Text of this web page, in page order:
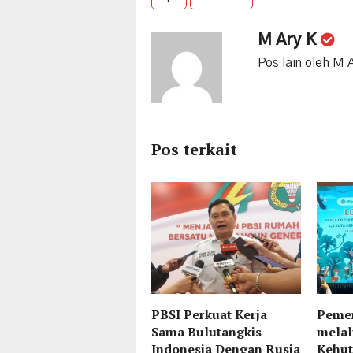
M Ary K
Pos lain oleh M
Pos terkait
PBSI Perkuat Kerja
Sama Bulutangkis
Indonesia Dengan Rusia